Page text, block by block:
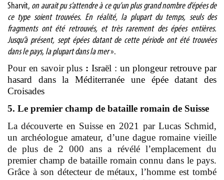
Sharvit, on aurait pu s’attendre à ce qu’un plus grand nombre d’épées de
ce type soient trouvées. En réalité, la plupart du temps, seuls des
fragments ont été retrouvés, et très rarement des épées entières.
Jusqu’à présent, sept épées datant de cette période ont été trouvées
dans le pays, la plupart dans la mer».
Pour en savoir plus :Israël : un plongeur retrouve par
hasard dans la Méditerranée une épée datant des
Croisades
5. Le premier champ de bataille romain de Suisse
La découverte en Suisse en 2021 par Lucas Schmid,
un archéologue amateur, d’une dague romaine vieille
de plus de 2 000 ans a révélé l’emplacement du
premier champ de bataille romain connu dans le pays.
Grâce à son détecteur de métaux, l’homme est tombé